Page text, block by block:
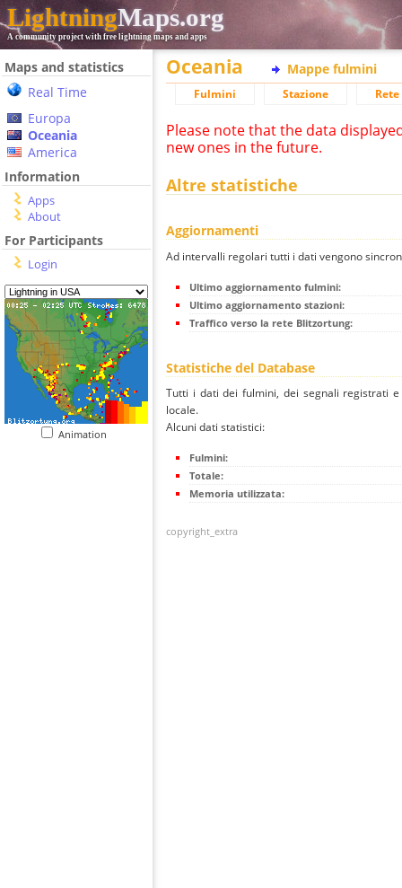
LightningMaps.org
A community project with free lightning maps and apps
Maps and statistics
Real Time
Europa
Oceania
America
Information
Apps
About
For Participants
Login
Animation
Oceania Mappe fulmini
Fulmini Stazione
Please note that the data
new ones in the future.
Altre statistiche
Aggiornamenti
Ad intervalli regolari tutti i dati vengono
Ultimo aggiornamento fulmini:
Ultimo aggiornamento stazioni:
Traffico verso la rete Blitzortung:
Statistiche del Database
Tutti i dati dei fulmini, dei segnali registrati
locale.
Alcuni dati statistici:
Fulmini:
Totale:
Memoria utilizzata:
copyright_extra